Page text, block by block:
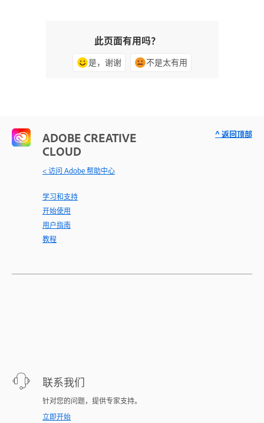
此页面有用吗？
是，谢谢 不是太有用
ADOBE CREATIVE
CLOUD
< 访问 Adobe 帮助中心
学习和支持
开始使用
用户指南
教程
联系我们
针对您的问题，提供专家支持。
立即开始
^ 返回顶部